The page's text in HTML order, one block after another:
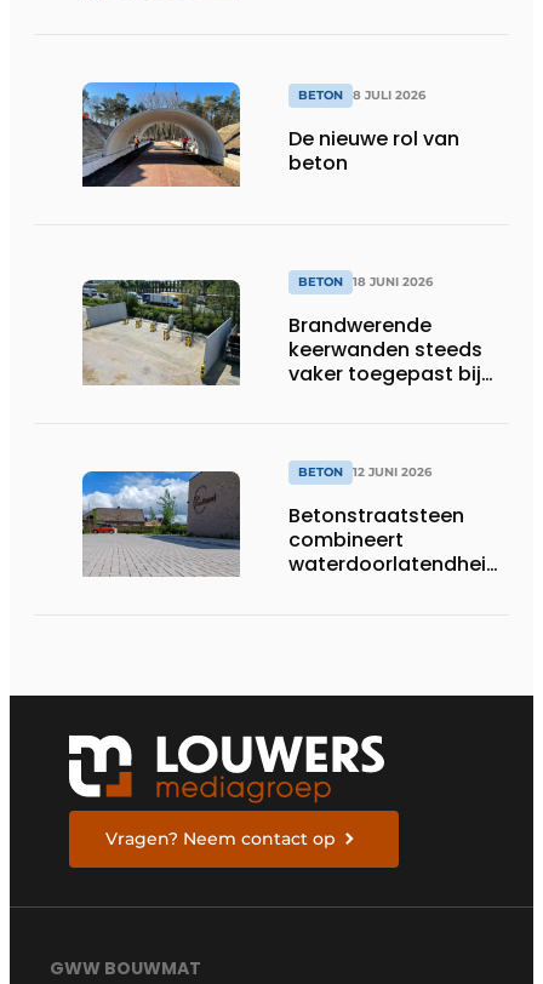
BETON 8 JULI 2026
De nieuwe rol van
beton
BETON 18 JUNI 2026
Brandwerende
keerwanden steeds
vaker toegepast bij
BETON 12 JUNI 2026
Betonstraatsteen
combineert
waterdoorlatendheid
Vragen? Neem contact op
GWW BOUWMAT